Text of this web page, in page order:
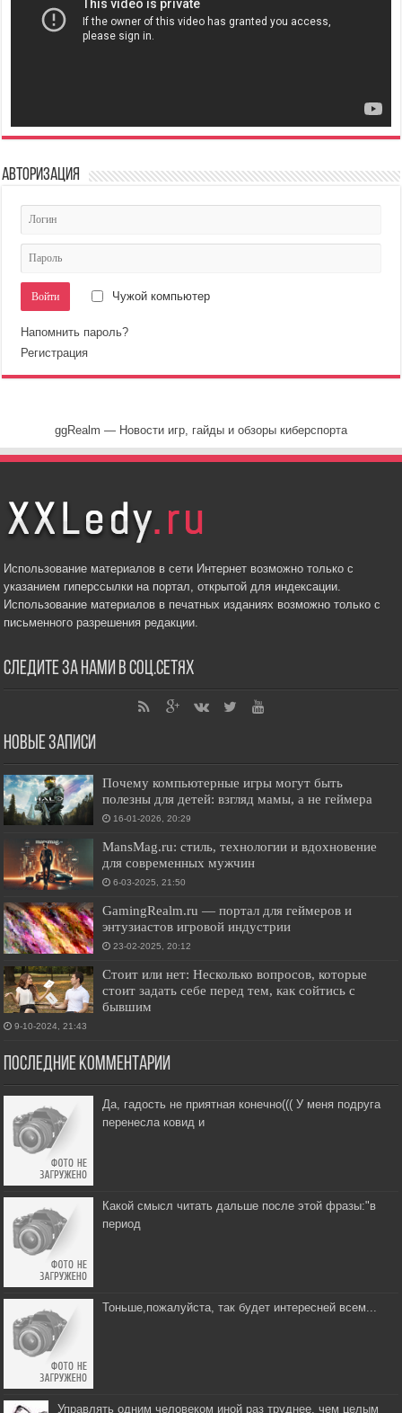
Авторизация
Чужой компьютер
Напомнить пароль?
Регистрация
ggRealm — Новости игр, гайды и обзоры киберспорта
Использование материалов в сети Интернет возможно только с
указанием гиперссылки на портал, открытой для индексации.
Использование материалов в печатных изданиях возможно только с
письменного разрешения редакции.
Следите за нами в соц.сетях
Новые записи
Почему компьютерные игры могут быть
полезны для детей: взгляд мамы, а не геймера
16-01-2026, 20:29
MansMag.ru: стиль, технологии и вдохновение
для современных мужчин
6-03-2025, 21:50
GamingRealm.ru — портал для геймеров и
энтузиастов игровой индустрии
23-02-2025, 20:12
Стоит или нет: Несколько вопросов, которые
стоит задать себе перед тем, как сойтись с
бывшим
9-10-2024, 21:43
Последние комментарии
Да, гадость не приятная конечно((( У меня подруга
перенесла ковид и
Какой смысл читать дальше после этой фразы:"в
период
Тоньше,пожалуйста, так будет интересней всем...
Управлять одним человеком иной раз труднее, чем целым